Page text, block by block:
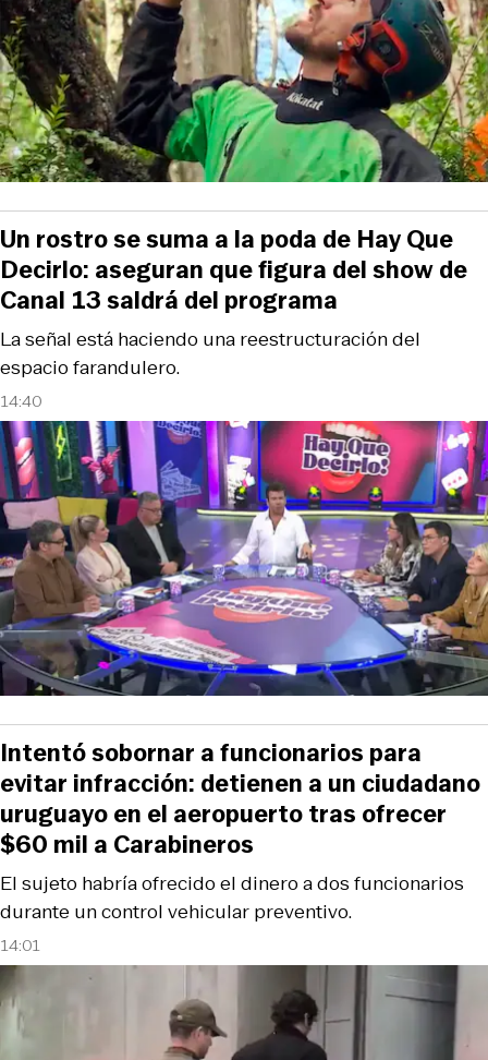
14:40
La señal está haciendo una reestructuración del
espacio farandulero.
Un rostro se suma a la poda de Hay Que
Decirlo: aseguran que figura del show de
Canal 13 saldrá del programa
14:01
El sujeto habría ofrecido el dinero a dos funcionarios
durante un control vehicular preventivo.
Intentó sobornar a funcionarios para
evitar infracción: detienen a un ciudadano
uruguayo en el aeropuerto tras ofrecer
$60 mil a Carabineros